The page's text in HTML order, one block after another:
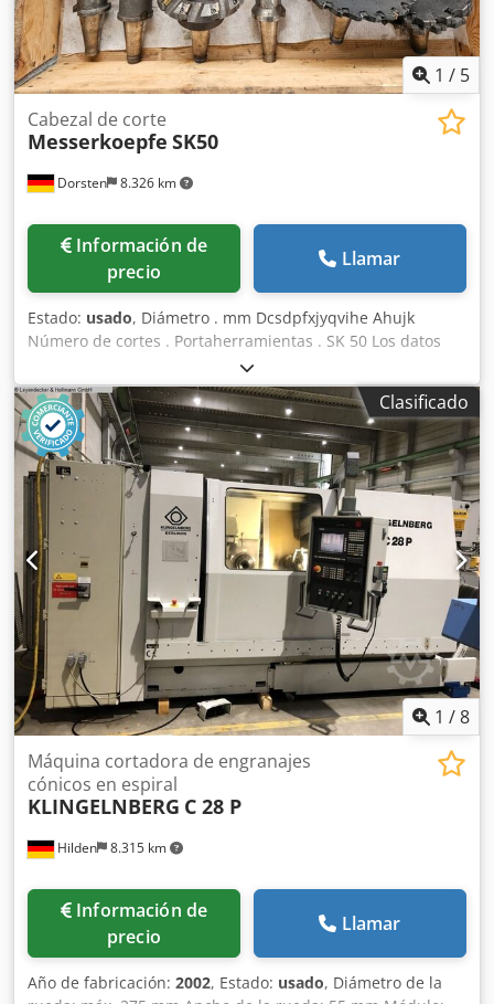
1 / 5
Dorsten 8.326 km
Cabezal de corte
Messerkoepfe SK50
Información de
precio
Llamar
Estado: usado, Diámetro . mm Dcsdpfxjyqvihe Ahujk
Número de cortes . Portaherramientas . SK 50 Los datos
técnicos corresponden a la información proporcionada por
el fabricante o propietario y, por lo tanto, no son
vinculantes para nosotros. Nos reservamos el derecho de
venta previa; exclusivamente se aplican nuestros términos
y condiciones de venta. Sobre nosotros más de 400
máquinas propias en stock más de 15.000 m² de superficie
de almacenamiento, capacidad de grúa de 70 t más de
10.000 artículos de accesorios para su taller ¿Desea vender
máquinas, líneas de producción o su empresa? Entonces
contáctenos. Puede encontrar más ofertas en nuestra
página web. Visitas bajo cita previa. Esperamos su visita.
Su equipo de Markus Hirsch
Clasificado
1 /8
Hilden 8.315 km
Máquina cortadora de engranajes
cónicos en espiral
KLINGELNBERG C 28 P
Información de
precio
Llamar
Año de fabricación: 2002, Estado: usado, Diámetro de la